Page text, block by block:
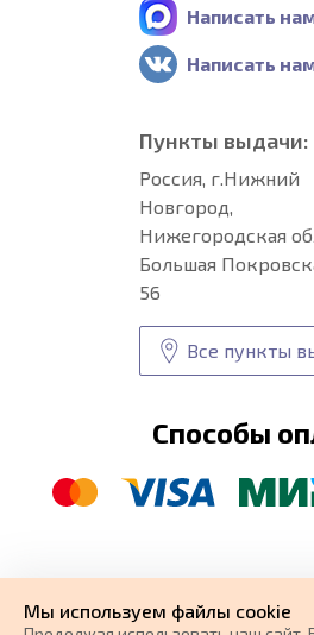
Написать
Написать
Пункты выдачи:
Россия, г.Нижний
Новгород,
Нижегородская
Большая
56
Все пункты
Способы
разработка
Мы используем файлы cookie